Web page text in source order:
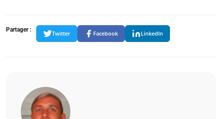
Partager :
Twitter Facebook LinkedIn